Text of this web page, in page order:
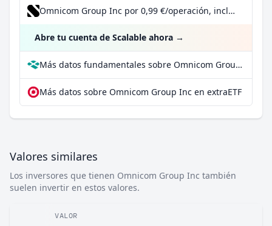
Omnicom Group Inc por 0,99 €/operación, incluido el Dividend Reinvestment Plan
Abre tu cuenta de Scalable ahora →
Más datos fundamentales sobre Omnicom Group Inc en Parqet
Más datos sobre Omnicom Group Inc en extraETF
Valores similares
Los inversores que tienen Omnicom Group Inc también
suelen invertir en estos valores.
VALOR